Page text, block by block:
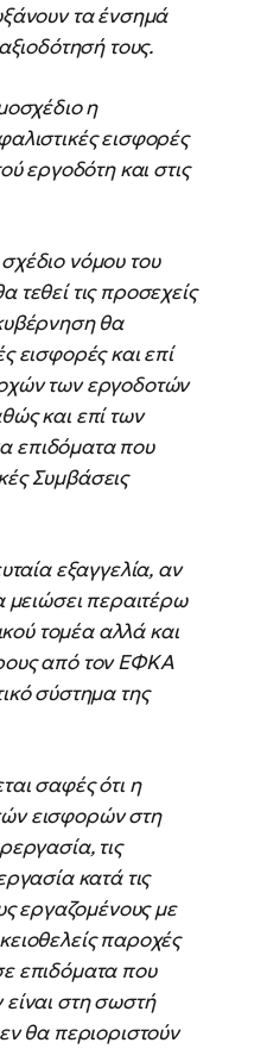
τα ένσημά
τους.
η
εισφορές
εργοδότη και στις
νόμου του
τεθεί τις προσεχείς
θα
εισφορές και επί
των εργοδοτών
και επί των
επιδόματα που
Συμβάσεις
εξαγγελία, αν
μειώσει περαιτέρω
τομέα αλλά και
από τον ΕΦΚΑ
σύστημα της
σαφές ότι η
εισφορών στη
τις
κατά τις
εργαζομένους με
παροχές
επιδόματα που
στη σωστή
θα περιοριστούν